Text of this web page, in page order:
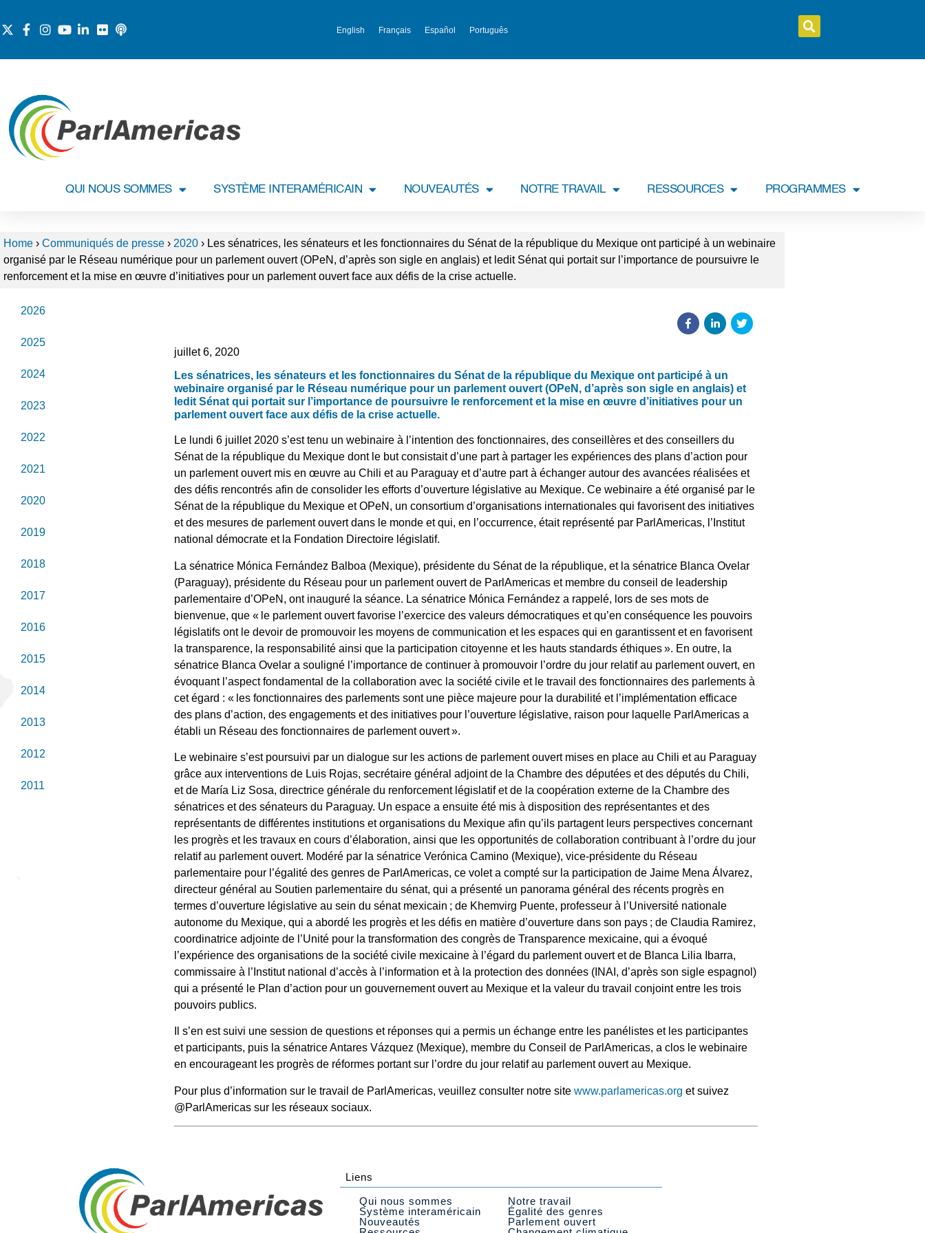
English Français Español Português
QUI NOUS SOMMES SYSTÈME INTERAMÉRICAIN NOUVEAUTÉS NOTRE TRAVAIL RESSOURCES PROGRAMMES
Home › Communiqués de presse › 2020 › Les sénatrices, les sénateurs et les fonctionnaires du Sénat de la république du Mexique ont participé à un webinaire
organisé par le Réseau numérique pour un parlement ouvert (OPeN, d’après son sigle en anglais) et ledit Sénat qui portait sur l’importance de poursuivre le
renforcement et la mise en œuvre d’initiatives pour un parlement ouvert face aux défis de la crise actuelle.
2026
2025
2024
2023
2022
2021
2020
2019
2018
2017
2016
2015
2014
2013
2012
2011
juillet 6, 2020
Les sénatrices, les sénateurs et les fonctionnaires du Sénat de la république du Mexique ont participé à un
webinaire organisé par le Réseau numérique pour un parlement ouvert (OPeN, d’après son sigle en anglais) et
ledit Sénat qui portait sur l’importance de poursuivre le renforcement et la mise en œuvre d’initiatives pour un
parlement ouvert face aux défis de la crise actuelle.
Le lundi 6 juillet 2020 s’est tenu un webinaire à l’intention des fonctionnaires, des conseillères et des conseillers du
Sénat de la république du Mexique dont le but consistait d’une part à partager les expériences des plans d’action pour
un parlement ouvert mis en œuvre au Chili et au Paraguay et d’autre part à échanger autour des avancées réalisées et
des défis rencontrés afin de consolider les efforts d’ouverture législative au Mexique. Ce webinaire a été organisé par le
Sénat de la république du Mexique et OPeN, un consortium d’organisations internationales qui favorisent des initiatives
et des mesures de parlement ouvert dans le monde et qui, en l’occurrence, était représenté par ParlAmericas, l’Institut
national démocrate et la Fondation Directoire législatif.
La sénatrice Mónica Fernández Balboa (Mexique), présidente du Sénat de la république, et la sénatrice Blanca Ovelar
(Paraguay), présidente du Réseau pour un parlement ouvert de ParlAmericas et membre du conseil de leadership
parlementaire d’OPeN, ont inauguré la séance. La sénatrice Mónica Fernández a rappelé, lors de ses mots de
bienvenue, que « le parlement ouvert favorise l’exercice des valeurs démocratiques et qu’en conséquence les pouvoirs
législatifs ont le devoir de promouvoir les moyens de communication et les espaces qui en garantissent et en favorisent
la transparence, la responsabilité ainsi que la participation citoyenne et les hauts standards éthiques ». En outre, la
sénatrice Blanca Ovelar a souligné l’importance de continuer à promouvoir l’ordre du jour relatif au parlement ouvert, en
évoquant l’aspect fondamental de la collaboration avec la société civile et le travail des fonctionnaires des parlements à
cet égard : « les fonctionnaires des parlements sont une pièce majeure pour la durabilité et l’implémentation efficace
des plans d’action, des engagements et des initiatives pour l’ouverture législative, raison pour laquelle ParlAmericas a
établi un Réseau des fonctionnaires de parlement ouvert ».
Le webinaire s’est poursuivi par un dialogue sur les actions de parlement ouvert mises en place au Chili et au Paraguay
grâce aux interventions de Luis Rojas, secrétaire général adjoint de la Chambre des députées et des députés du Chili,
et de María Liz Sosa, directrice générale du renforcement législatif et de la coopération externe de la Chambre des
sénatrices et des sénateurs du Paraguay. Un espace a ensuite été mis à disposition des représentantes et des
représentants de différentes institutions et organisations du Mexique afin qu’ils partagent leurs perspectives concernant
les progrès et les travaux en cours d’élaboration, ainsi que les opportunités de collaboration contribuant à l’ordre du jour
relatif au parlement ouvert. Modéré par la sénatrice Verónica Camino (Mexique), vice-présidente du Réseau
parlementaire pour l’égalité des genres de ParlAmericas, ce volet a compté sur la participation de Jaime Mena Álvarez,
directeur général au Soutien parlementaire du sénat, qui a présenté un panorama général des récents progrès en
termes d’ouverture législative au sein du sénat mexicain ; de Khemvirg Puente, professeur à l’Université nationale
autonome du Mexique, qui a abordé les progrès et les défis en matière d’ouverture dans son pays ; de Claudia Ramirez,
coordinatrice adjointe de l’Unité pour la transformation des congrès de Transparence mexicaine, qui a évoqué
l’expérience des organisations de la société civile mexicaine à l’égard du parlement ouvert et de Blanca Lilia Ibarra,
commissaire à l’Institut national d’accès à l’information et à la protection des données (INAI, d’après son sigle espagnol)
qui a présenté le Plan d’action pour un gouvernement ouvert au Mexique et la valeur du travail conjoint entre les trois
pouvoirs publics.
Il s’en est suivi une session de questions et réponses qui a permis un échange entre les panélistes et les participantes
et participants, puis la sénatrice Antares Vázquez (Mexique), membre du Conseil de ParlAmericas, a clos le webinaire
en encourageant les progrès de réformes portant sur l’ordre du jour relatif au parlement ouvert au Mexique.
Pour plus d’information sur le travail de ParlAmericas, veuillez consulter notre sitewww.parlamericas.org et suivez
@ParlAmericas sur les réseaux sociaux.
Liens
Qui nous sommes
Système interaméricain
Nouveautés
Notre travail
Égalité des genres
Parlement ouvert